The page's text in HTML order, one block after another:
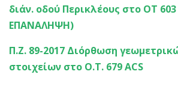
διάν. οδού Περικλέους στο ΟΤ
ΕΠΑΝΑΛΗΨΗ)
Π.Ζ. 89-2017 Διόρθωση
στοιχείων στο Ο.Τ. 679 ACS